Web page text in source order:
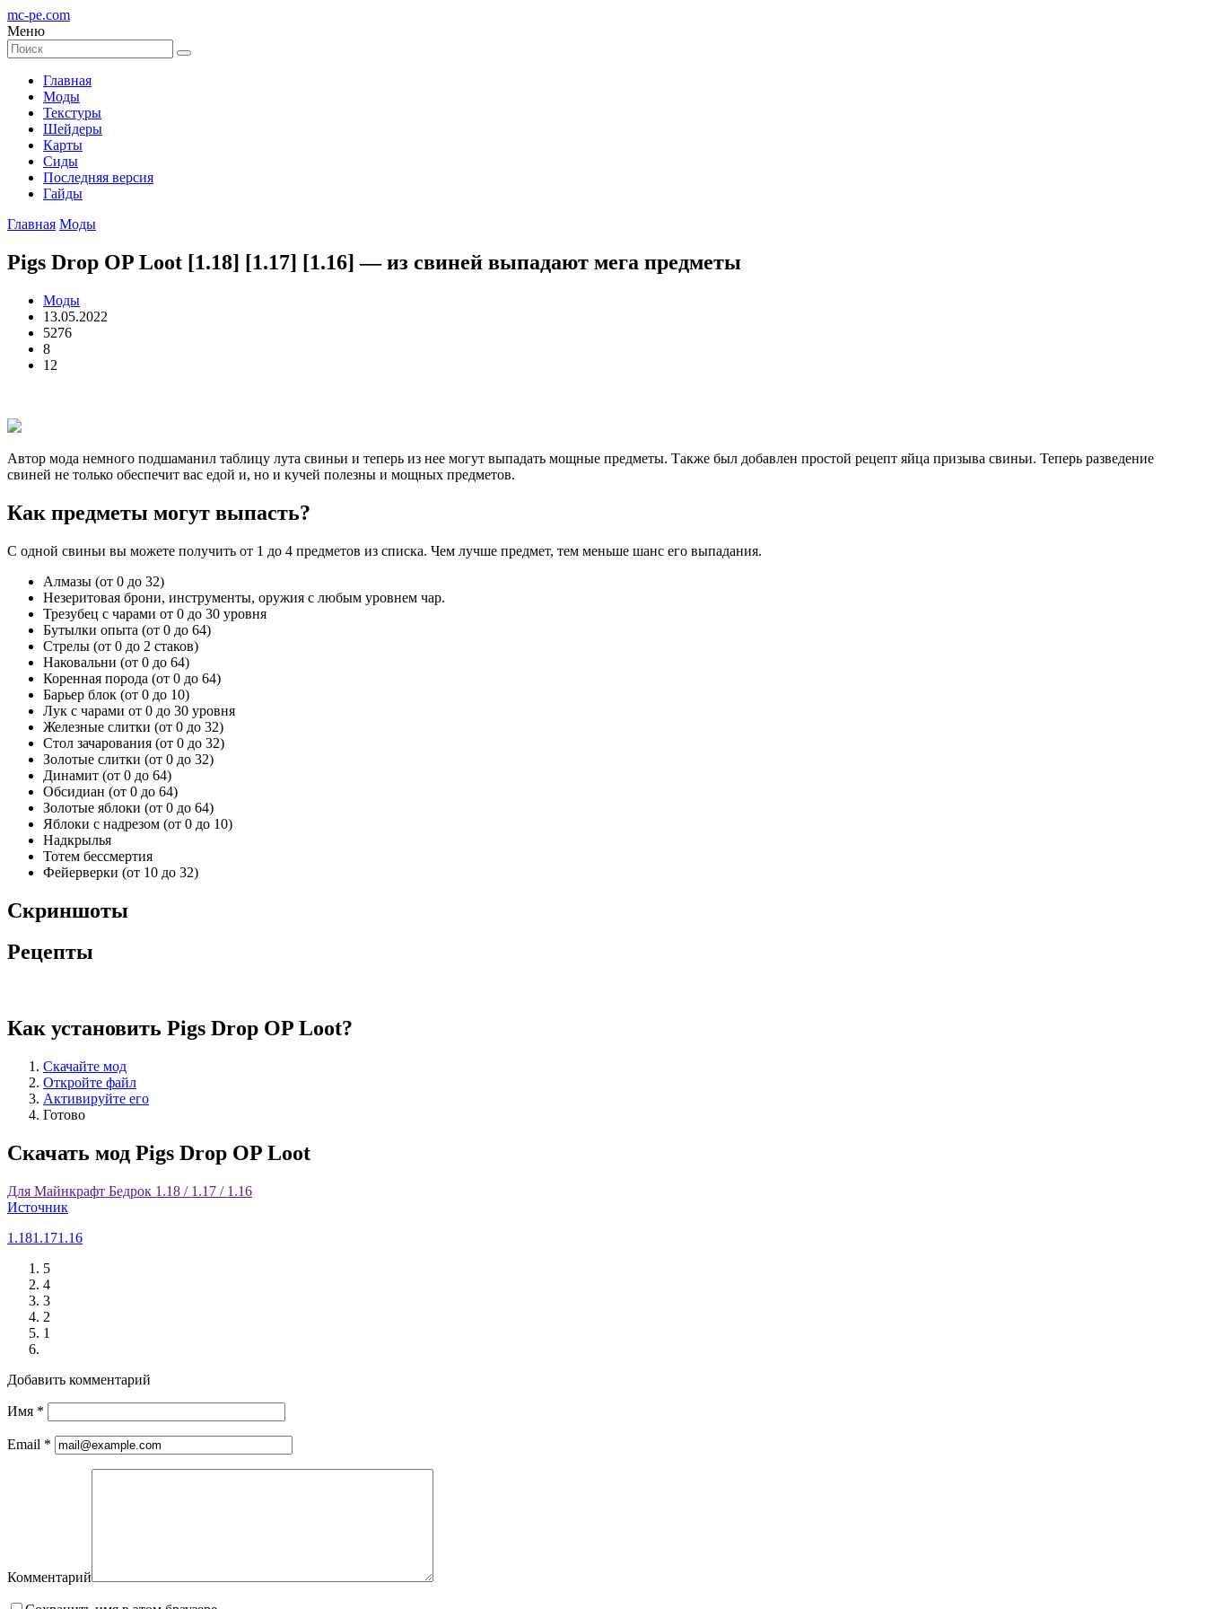
mc-pe.com
Меню
Главная
Моды
Текстуры
Шейдеры
Карты
Сиды
Последняя версия
Гайды
Главная Моды
Pigs Drop OP Loot [1.18] [1.17] [1.16] — из свиней выпадают мега предметы
Моды
13.05.2022
5276
8
12
Автор мода немного подшаманил таблицу лута свиньи и теперь из нее могут выпадать мощные предметы. Также был добавлен простой рецепт яйца призыва свиньи. Теперь разведение
свиней не только обеспечит вас едой и, но и кучей полезны и мощных предметов.
Как предметы могут выпасть?
С одной свиньи вы можете получить от 1 до 4 предметов из списка. Чем лучше предмет, тем меньше шанс его выпадания.
Алмазы (от 0 до 32)
Незеритовая брони, инструменты, оружия с любым уровнем чар.
Трезубец с чарами от 0 до 30 уровня
Бутылки опыта (от 0 до 64)
Стрелы (от 0 до 2 стаков)
Наковальни (от 0 до 64)
Коренная порода (от 0 до 64)
Барьер блок (от 0 до 10)
Лук с чарами от 0 до 30 уровня
Железные слитки (от 0 до 32)
Стол зачарования (от 0 до 32)
Золотые слитки (от 0 до 32)
Динамит (от 0 до 64)
Обсидиан (от 0 до 64)
Золотые яблоки (от 0 до 64)
Яблоки с надрезом (от 0 до 10)
Надкрылья
Тотем бессмертия
Фейерверки (от 10 до 32)
Скриншоты
Рецепты
Как установить Pigs Drop OP Loot?
Скачайте мод
Откройте файл
Активируйте его
Готово
Скачать мод Pigs Drop OP Loot
Для Майнкрафт Бедрок 1.18 / 1.17 / 1.16
Источник
1.181.171.16
5
4
3
2
1
Добавить комментарий
Имя *
Email *
Комментарий